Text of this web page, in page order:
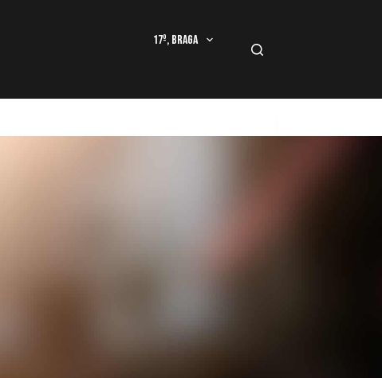
17º, Braga